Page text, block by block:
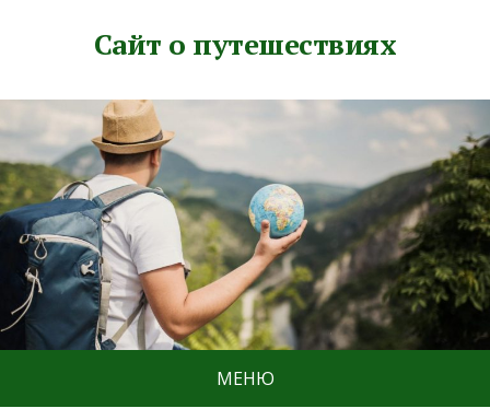
Сайт о путешествиях
МЕНЮ